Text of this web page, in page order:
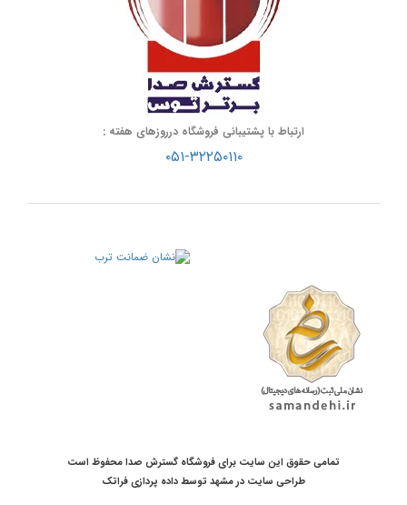
ارتباط با پشتیبانی فروشگاه درروزهای هفته :
۰۵۱-۳۲۲۵۰۱۱۰
تمامی حقوق این سایت برای فروشگاه گسترش صدا محفوظ است
طراحی سایت در مشهد توسطداده پردازی فراتک